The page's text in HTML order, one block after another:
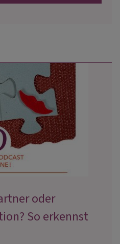
oder
So erkennst